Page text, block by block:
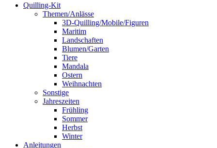
Quilling-Kit
Themen/Anlässe
3D-Quilling/Mobile/Figuren
Maritim
Landschaften
Blumen/Garten
Tiere
Mandala
Ostern
Weihnachten
Sonstige
Jahreszeiten
Frühling
Sommer
Herbst
Winter
Anleitungen